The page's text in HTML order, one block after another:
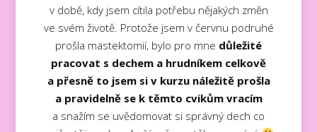
v době, kdy jsem cítila potřebu nějakých změn
ve svém životě. Protože jsem v červnu podruhé
prošla mastektomií, bylo pro mne důležité
pracovat s dechem a hrudníkem celkově
a přesně to jsem si v kurzu náležitě prošla
a pravidelně se k těmto cvikům vracím
a snažím se uvědomovat si správný dech co